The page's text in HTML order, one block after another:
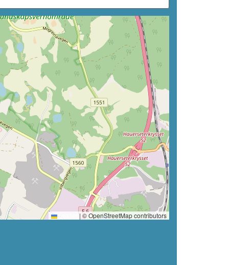
Leaflet | © OpenStreetMap contributors